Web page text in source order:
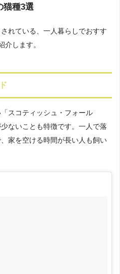
猫種3選
れている、一人暮らしでおすす
介します。
スコティッシュ・フォール
ないことも特徴です。一人で落
家を空ける時間が長い人も飼い